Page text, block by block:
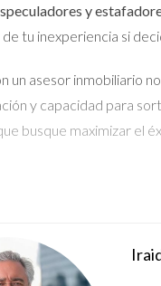
y
tu inexperiencia si
un asesor inmobiliario
y capacidad para
busque maximizar el